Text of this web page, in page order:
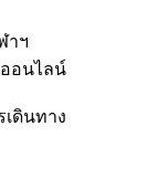
าฯ
อนไลน์
ดินทาง